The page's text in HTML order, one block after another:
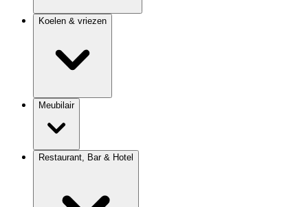
Koelen & vriezen
Meubilair
Restaurant, Bar & Hotel